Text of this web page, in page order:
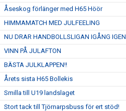
Åseskog förlänger med H65 Höör
HIMMAMATCH MED JULFEELING
NU DRAR HANDBOLLSLIGAN IGÅNG IGEN
VINN PÅ JULAFTON
BÄSTA JULKLAPPEN!!
Årets sista H65 Bollekis
Smilla till U19 landslaget
Stort tack till Tjörnarpsbuss för ert stöd!